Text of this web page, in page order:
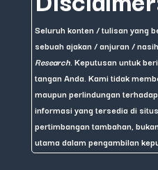
Seluruh konten / tulisan yang
sebuah ajakan / anjuran /
Research . Keputusan untuk
tangan Anda. Kami tidak
maupun perlindungan
informasi yang tersedia di
pertimbangan tambahan,
utama dalam pengambilan